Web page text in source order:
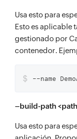
Usa esto para
Esto es aplicable
gestionado por
contenedor.
$ --name
–build-path
Usa esto para